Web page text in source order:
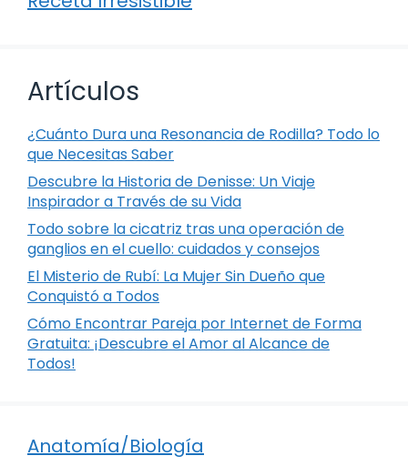
Artículos
¿Cuánto Dura una Resonancia de Rodilla? Todo lo
que Necesitas Saber
Descubre la Historia de Denisse: Un Viaje
Inspirador a Través de su Vida
Todo sobre la cicatriz tras una operación de
ganglios en el cuello: cuidados y consejos
El Misterio de Rubí: La Mujer Sin Dueño que
Conquistó a Todos
Cómo Encontrar Pareja por Internet de Forma
Gratuita: ¡Descubre el Amor al Alcance de
Todos!
Anatomía/Biología